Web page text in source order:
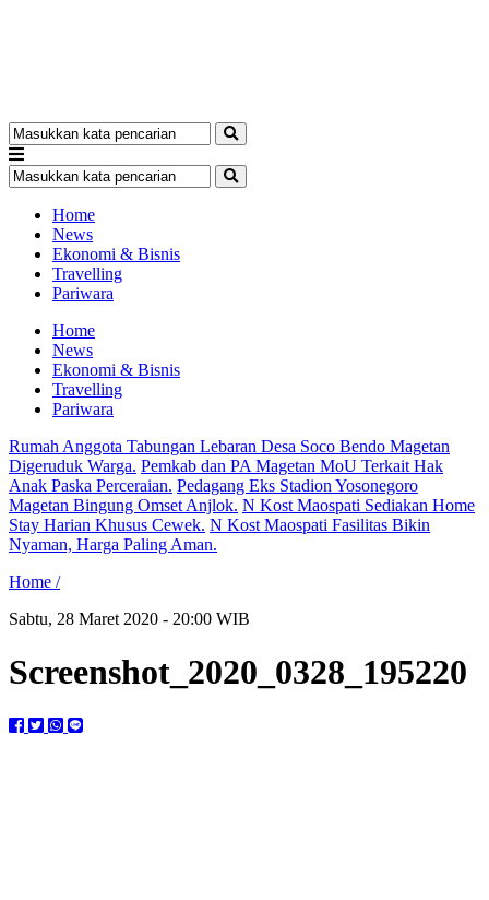
Home
News
Ekonomi & Bisnis
Travelling
Pariwara
Home
News
Ekonomi & Bisnis
Travelling
Pariwara
Rumah Anggota Tabungan Lebaran Desa Soco Bendo Magetan
Digeruduk Warga. Pemkab dan PA Magetan MoU Terkait Hak
Anak Paska Perceraian. Pedagang Eks Stadion Yosonegoro
Magetan Bingung Omset Anjlok. N Kost Maospati Sediakan Home
Stay Harian Khusus Cewek. N Kost Maospati Fasilitas Bikin
Nyaman, Harga Paling Aman.
Home /
Sabtu, 28 Maret 2020 - 20:00 WIB
Screenshot_2020_0328_195220